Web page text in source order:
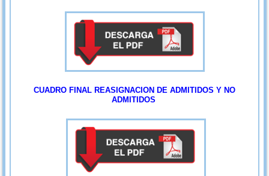
CUADRO FINAL REASIGNACION DE ADMITIDOS Y NO
ADMITIDOS